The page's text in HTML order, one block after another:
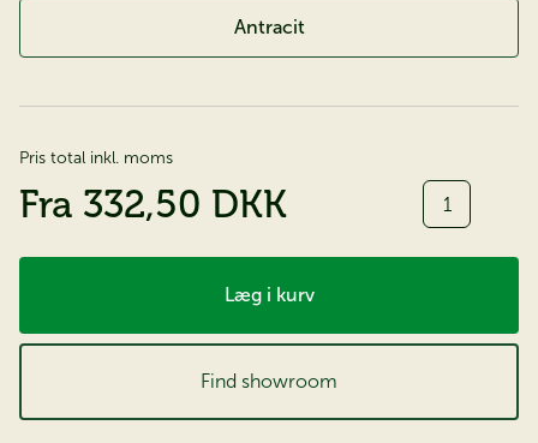
Antracit
Pris total inkl. moms
Fra 332,50 DKK Antal
Læg i kurv
Find showroom